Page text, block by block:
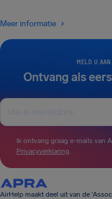
MELD U
Ontvang als
Ik ontvang graag e-mails van
Privacyverklaring.
Meer informatie
AirHelp maakt deel uit van de